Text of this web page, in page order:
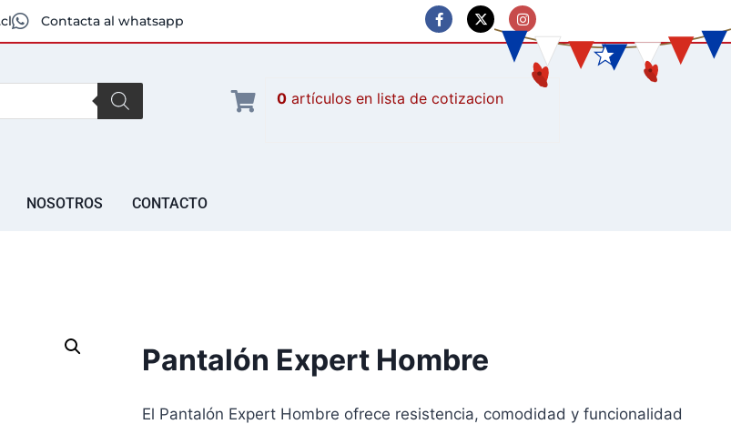
Contacta al whatsapp
0 artículos
NOSOTROS CONTACTO
Pantalón Expert Hombre
El Pantalón Expert Hombre ofrece resistencia, comodidad y funcionalidad